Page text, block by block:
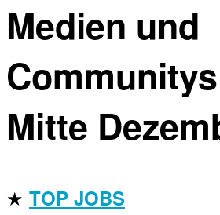
Medien und
Mitte
★ TOP JOBS